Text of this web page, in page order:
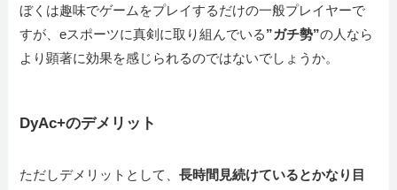
ぼくは趣味でゲームをプレイするだけの一般プレイヤーで
すが、eスポーツに真剣に取り組んでいる”ガチ勢”の人なら
より顕著に効果を感じられるのではないでしょうか。
DyAc+のデメリット
ただしデメリットとして、長時間見続けているとかなり目